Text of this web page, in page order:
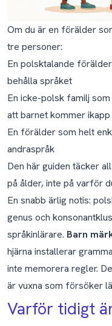
Om du är en förälder
tre personer:
En polsktalande
behålla språket
En icke-polsk familj
att barnet kommer ikapp
En förälder som helt
andraspråk
Den här guiden täcker
på ålder, inte på varför
En snabb ärlig notis:
genus och
språkinlärare. Barn
hjärna installerar
inte memorera regler.
är vuxna som försöker
Varför tidigt